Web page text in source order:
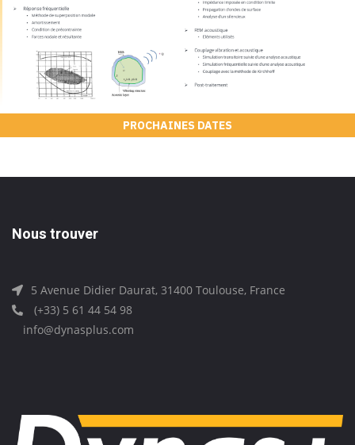
PROCHAINES DATES
Nous trouver
5 Avenue Didier Daurat, 31400 Toulouse, France
(+33) 5 61 44 54 98
info@dynasplus.com